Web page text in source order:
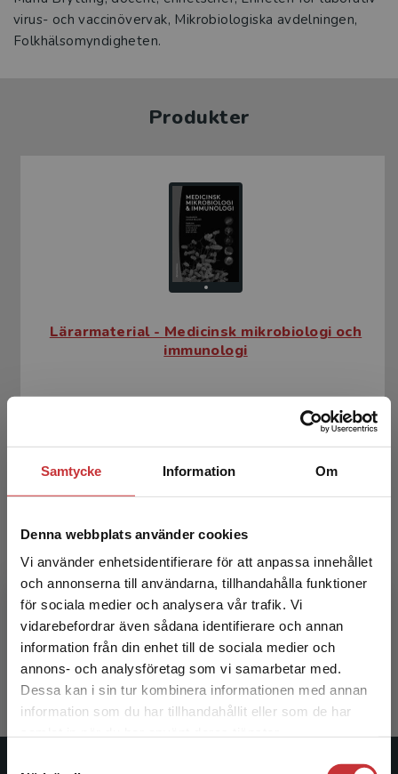
Samtycke Information Om
Denna webbplats använder cookies
Vi använder enhetsidentifierare för att anpassa innehållet
och annonserna till användarna, tillhandahålla funktioner
för sociala medier och analysera vår trafik. Vi
vidarebefordrar även sådana identifierare och annan
information från din enhet till de sociala medier och
annons- och analysföretag som vi samarbetar med.
Dessa kan i sin tur kombinera informationen med annan
information som du har tillhandahållit eller som de har
Begränsad fraktregion
Det verkar som att du besöker
studentlitteratur.se via en enhet utanför Sverige.
Vi erbjuder inte leveranser utanför Sverige. För
virus- och vaccinövervak, Mikrobiologiska avdelningen,
Folkhälsomyndigheten.
Produkter
Lärarmaterial - Medicinsk mikrobiologi och
immunologi
Medicinsk mikrobiologi & immunologi
Brauner, Annelie m.fl. (red.)
936 krinkl. moms
Exkl. moms: 883 kr